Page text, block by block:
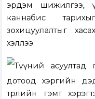
эрдэм шижилгээ,
каннабис тарихыг
зохицуулалтыг
хэллээ.
Түүний асуултад
дотоод хэргийн
төрлийн гэмт